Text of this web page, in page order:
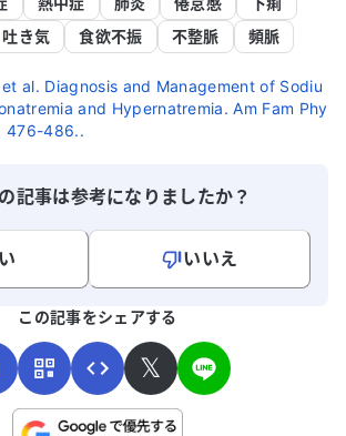
吐き気 食欲不振 不整脈 頻脈
al. Diagnosis and Management of Sodiu
and Hypernatremia. Am Fam Phy
476-486..
記事は参考になりましたか？
いいえ
この記事をシェアする
𝕏